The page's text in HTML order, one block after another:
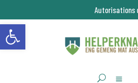
Ouvrir la barre d’outils
Autorisations